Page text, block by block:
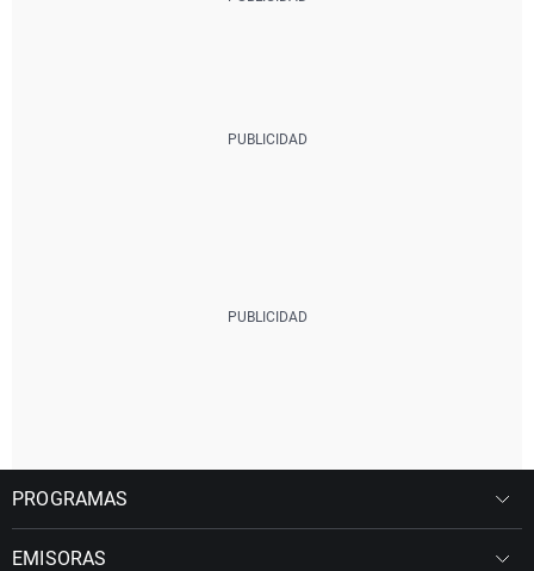
PROGRAMAS
EMISORAS